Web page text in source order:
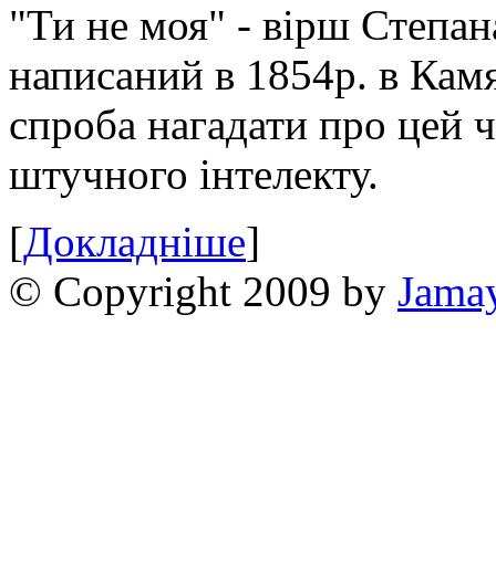
"Ти не моя" - вірш
написаний в 1854р. в
спроба нагадати про цей
штучного інтелекту.
[Докладніше]
© Copyright 2009 by